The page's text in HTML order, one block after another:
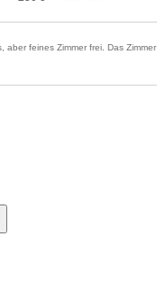
aber feines Zimmer frei. Das Zimmer